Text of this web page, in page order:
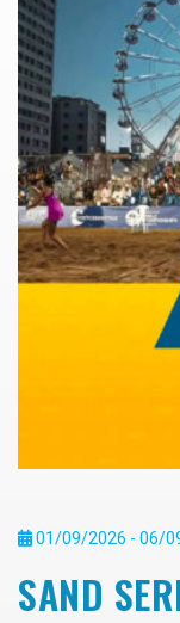
01/09/2026 - 06/
SAND